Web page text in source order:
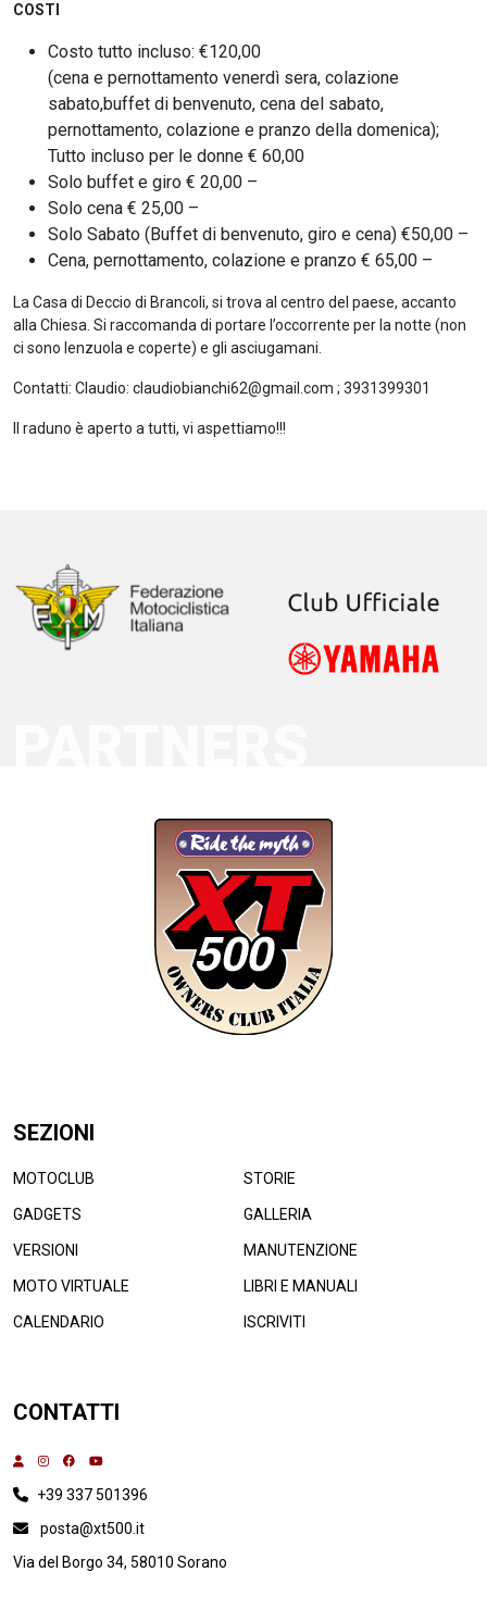
COSTI
Costo tutto incluso: €120,00
(cena e pernottamento venerdì sera, colazione
sabato,buffet di benvenuto, cena del sabato,
pernottamento, colazione e pranzo della domenica);
Tutto incluso per le donne € 60,00
Solo buffet e giro € 20,00 –
Solo cena € 25,00 –
Solo Sabato (Buffet di benvenuto, giro e cena) €50,00 –
Cena, pernottamento, colazione e pranzo € 65,00 –
La Casa di Deccio di Brancoli, si trova al centro del paese, accanto
alla Chiesa. Si raccomanda di portare l’occorrente per la notte (non
ci sono lenzuola e coperte) e gli asciugamani.
Contatti: Claudio: claudiobianchi62@gmail.com ; 3931399301
Il raduno è aperto a tutti, vi aspettiamo!!!
SEZIONI
MOTOCLUB STORIE
GADGETS GALLERIA
VERSIONI MANUTENZIONE
MOTO VIRTUALE LIBRI E MANUALI
CALENDARIO ISCRIVITI
CONTATTI
+39 337 501396
posta@xt500.it
Via del Borgo 34, 58010 Sorano